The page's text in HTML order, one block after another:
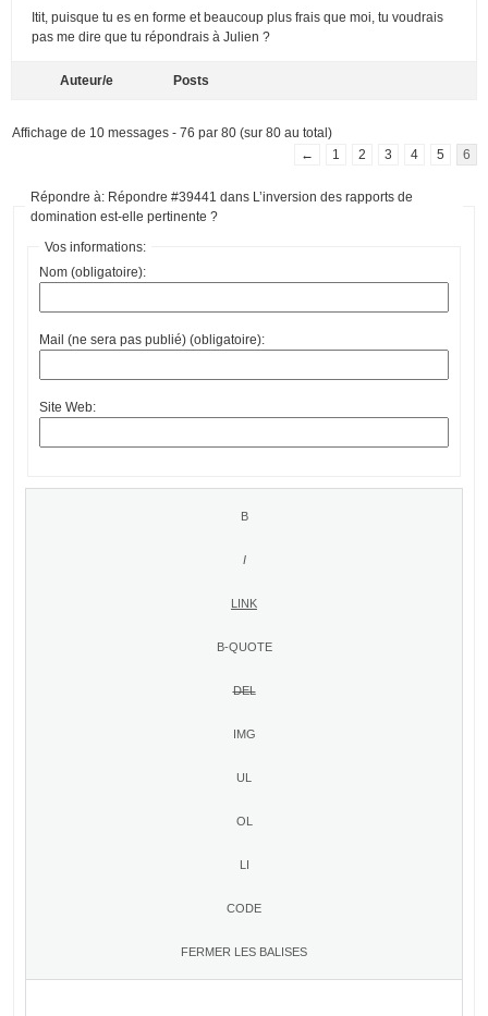
Itit, puisque tu es en forme et beaucoup plus frais que moi, tu voudrais
pas me dire que tu répondrais à Julien ?
Auteur/e Posts
Affichage de 10 messages - 76 par 80 (sur 80 au total)
←
1 2 3 4 5 6
Répondre à: Répondre #39441 dans L’inversion des rapports de
domination est-elle pertinente ?
Vos informations:
Nom (obligatoire):
Mail (ne sera pas publié) (obligatoire):
Site Web: